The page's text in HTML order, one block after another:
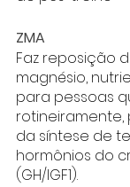
ZMA
Faz reposição
magnésio,
para pessoas
rotineiramente,
da síntese de
hormônios do
(GH/IGF1).